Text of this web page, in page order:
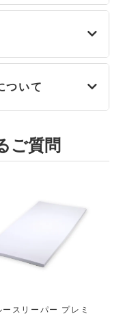
ついて
ご質問
ースリーパー プレミ